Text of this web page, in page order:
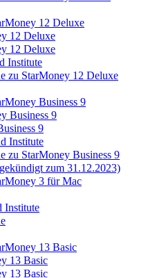
12 Deluxe
12 Deluxe
12 Deluxe
Institute
zu StarMoney 12 Deluxe
Business 9
Business 9
9
Institute
zu StarMoney Business 9
zum 31.12.2023)
3 für Mac
Institute
13 Basic
13 Basic
13 Basic